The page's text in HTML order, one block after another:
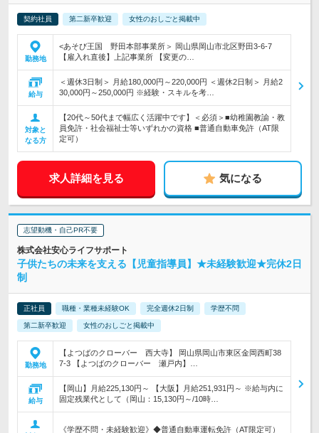
契約社員 第二新卒歓迎 女性のおしごと掲載中
勤務地
<あそび王国 野田本部事業所＞ 岡山県岡山市北区野田3-6-7
【雇入れ直後】上記事業所 【変更の…
給与
＜週休3日制＞ 月給180,000円～220,000円 ＜週休2日制＞ 月給2
30,000円～250,000円 ※経験・スキルを考…
対象と
なる方
【20代～50代まで幅広く活躍中です】＜必須＞■幼稚園教諭・教
員免許・社会福祉士等いずれかの資格 ■普通自動車免許（AT限
定可）
求人詳細を見る 気になる
志望動機・自己PR不要
株式会社安心ライフサポート
子供たちの未来を支える【児童指導員】★未経験歓迎★完休2日
制
正社員 職種・業種未経験OK 完全週休2日制 学歴不問
第二新卒歓迎 女性のおしごと掲載中
勤務地
【よつばのクローバー 西大寺】 岡山県岡山市東区金岡西町38
7-3 【よつばのクローバー 瀬戸内】…
給与
【岡山】月給225,130円～ 【大阪】月給251,931円～ ※給与内に
固定残業代として（岡山：15,130円～/10時…
《学歴不問・未経験歓迎》◆普通自動車運転免許（AT限定可）